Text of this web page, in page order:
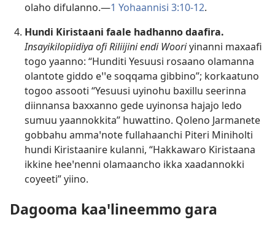
olaho difulanno.—1 Yohaannisi 3:10-12.
Hundi Kiristaani faale hadhanno daafira.
Insayikilopiidiya ofi Riliijini endi Wooriyinanni maxaafi
togo yaanno: “Hunditi Yesuusi rosaano olamanna
olantote giddo eꞌꞌe soqqama gibbino”; korkaatuno
togoo assooti “Yesuusi uyinohu baxillu seerinna
diinnansa baxxanno gede uyinonsa hajajo ledo
sumuu yaannokkita” huwattino. Qoleno Jarmanete
gobbahu ammaꞌnote fullahaanchi Piteri Miniholti
hundi Kiristaanire kulanni, “Hakkawaro Kiristaana
ikkine heeꞌnenni olamaancho ikka xaadannokki
coyeeti” yiino.
Dagooma kaaꞌlineemmo gara